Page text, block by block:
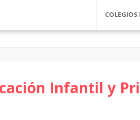
Infantil y